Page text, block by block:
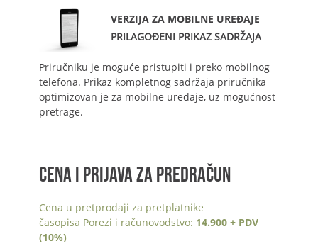
VERZIJA ZA MOBILNE UREĐAJE
PRILAGOĐENI PRIKAZ SADRŽAJA
Priručniku je moguće pristupiti i preko mobilnog
telefona. Prikaz kompletnog sadržaja priručnika
optimizovan je za mobilne uređaje, uz mogućnost
pretrage.
CENA I PRIJAVA ZA PREDRAČUN
Cena u pretprodaji za pretplatnike
časopisa Porezi i računovodstvo: 14.900 + PDV
(10%)